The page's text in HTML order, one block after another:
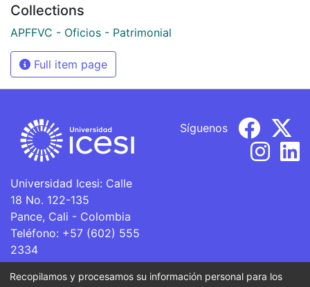
Collections
APFFVC - Oficios - Patrimonial
Full item page
Universidad Icesi: Calle
18 No. 122-135
Pance, Cali - Colombia
Teléfono: +57 (602) 555
2334
ventanillaunica@icesi.edu.co
Síguenos
Recopilamos y procesamos su información personal para los